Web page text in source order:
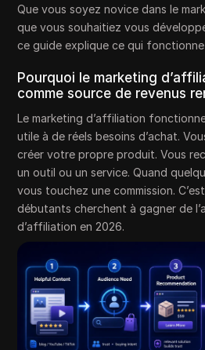
Que vous soyez novice dans le
que vous souhaitiez vous
ce guide explique ce qui
Pourquoi le marketing
comme source de revenus
Le marketing d’affiliation
utile à de réels besoins d’achat.
créer votre propre produit. Vous
un outil ou un service. Quand
vous touchez une commission.
débutants cherchent à gagner de
d’affiliation en 2026.